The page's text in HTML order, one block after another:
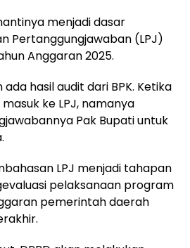
menjadi dasar
Pertanggungjawaban (LPJ)
Anggaran 2025.
hasil audit dari BPK. Ketika
ke LPJ, namanya
Pak Bupati untuk
LPJ menjadi tahapan
pelaksanaan program
pemerintah daerah